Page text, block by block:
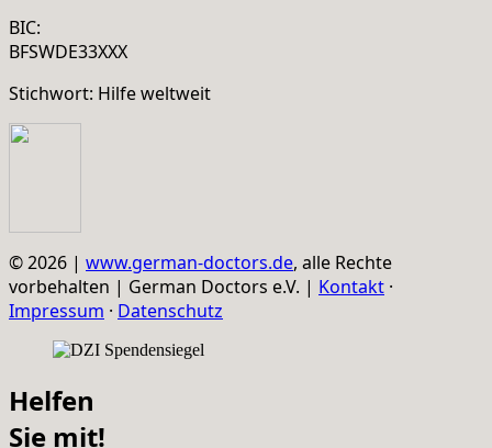
BIC:
BFSWDE33XXX
Stichwort: Hilfe weltweit
© 2026 | www.german-doctors.de, alle Rechte
vorbehalten | German Doctors e.V. | Kontakt ·
Impressum · Datenschutz
Helfen
Sie mit!